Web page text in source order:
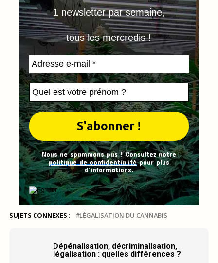
1 newsletter par semaine,
tous les mercredis !
Nous ne spammons pas ! Consultez notre
politique de confidentialitépour plus
d’informations.
SUJETS CONNEXES : LÉGALISATION DU CANNABIS
Dépénalisation, décriminalisation,
légalisation : quelles différences ?